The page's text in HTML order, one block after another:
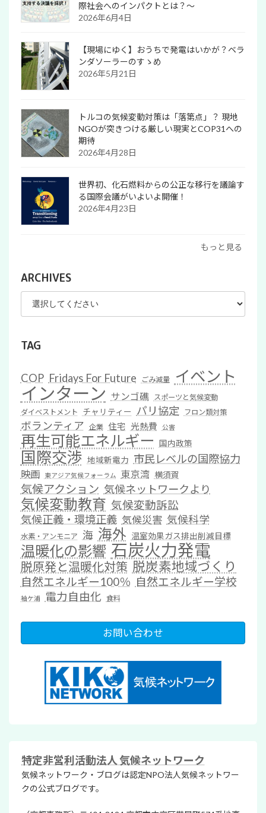
際社会へのインパクトとは？～
2026年6月4日
【現場にゆく】おうちで発電はいかが？ベラ
ンダソーラーのすゝめ
2026年5月21日
トルコの気候変動対策は「落第点」？ 現地
NGOが突きつける厳しい現実とCOP31への
期待
2026年4月28日
世界初、化石燃料からの公正な移行を議論す
る国際会議がいよいよ開催！
2026年4月23日
もっと見る
ARCHIVES
TAG
COP Fridays For Future ごみ減量 イベント
インターン サンゴ礁
スポーツと気候変動
ダイベストメント
チャリティー パリ協定 フロン類対策
ボランティア 企業 住宅 光熱費 公害
再生可能エネルギー 国内政策
国際交渉 地域新電力 市民レベルの国際協力
映画 東アジア気候フォーラム 東京湾 横須賀
気候アクション 気候ネットワークより
気候変動教育 気候変動訴訟
気候正義・環境正義 気候災害 気候科学
水素・アンモニア 海 海外 温室効果ガス排出削減目標
温暖化の影響 石炭火力発電
脱原発と温暖化対策 脱炭素地域づくり
自然エネルギー100％ 自然エネルギー学校
袖ケ浦 電力自由化 食料
お問い合わせ
特定非営利活動法人 気候ネットワーク
気候ネットワーク・ブログは認定NPO法人気候ネットワー
クの公式ブログです。